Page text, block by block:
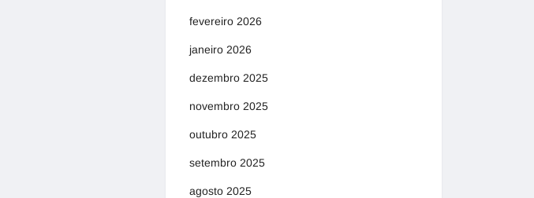
fevereiro 2026
janeiro 2026
dezembro 2025
novembro 2025
outubro 2025
setembro 2025
agosto 2025